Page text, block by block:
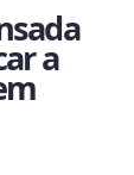
a